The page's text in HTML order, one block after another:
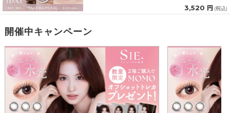
3,520 円 (税込)
開催中キャンペーン